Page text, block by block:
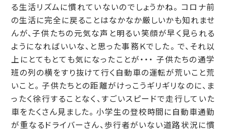
る生活リズムに慣れていないのでしょうかね。 コロナ前
の生活に完全に戻ることはなかなか厳しいかも知れませ
んが、子供たちの元気な声と明るい笑顔が早く見られる
ようになればいいな、と思った事務Ｋでした。 で、それ以
上にとてもとても気になったことが・・・ 子供たちの通学
班の列の横をすり抜けて行く自動車の運転が荒いこと荒
いこと。 子供たちとの距離がけっこうギリギリなのに、ま
ったく徐行することなく、すごいスピードで走行していた
車をたくさん見ました。 小学生の登校時間に自動車通勤
が重なるドライバーさん、歩行者がいない道路状況に慣